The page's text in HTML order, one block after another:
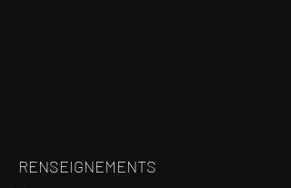
RENSEIGNEMENTS